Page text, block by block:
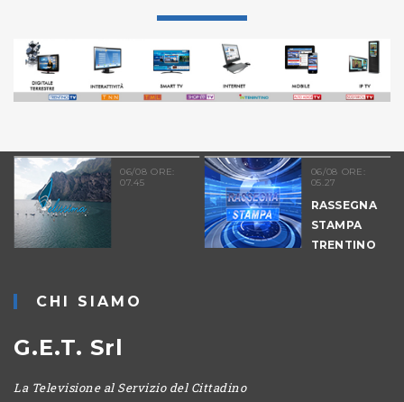
06/08 ORE:
07.45
06/08 ORE:
05.27
RASSEGNA
STAMPA
TRENTINO
CHI SIAMO
G.E.T. Srl
La Televisione al Servizio del Cittadino